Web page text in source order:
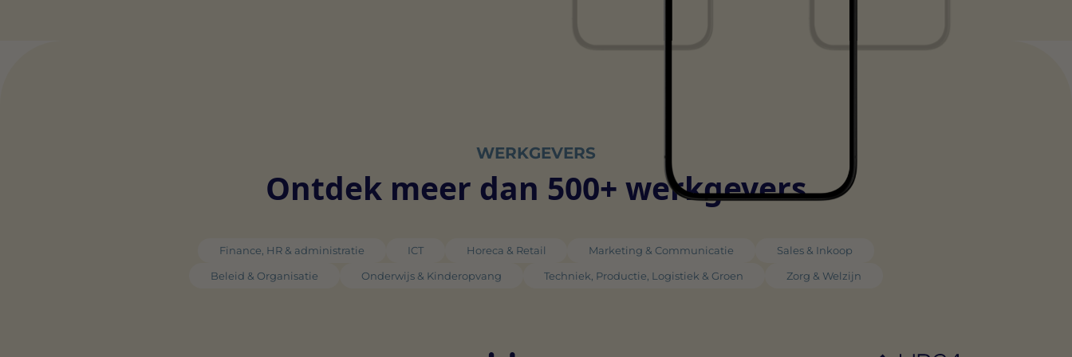
WERKGEVERS
Ontdek meer dan 500+ werkgevers
Finance, HR & administratie ICT Horeca & Retail Marketing & Communicatie
Sales & Inkoop
Beleid & Organisatie
Onderwijs & Kinderopvang Techniek, Productie, Logistiek & Groen Zorg & Welzijn